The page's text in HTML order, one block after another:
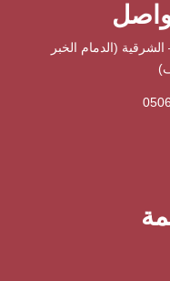
(الدمام الخبر